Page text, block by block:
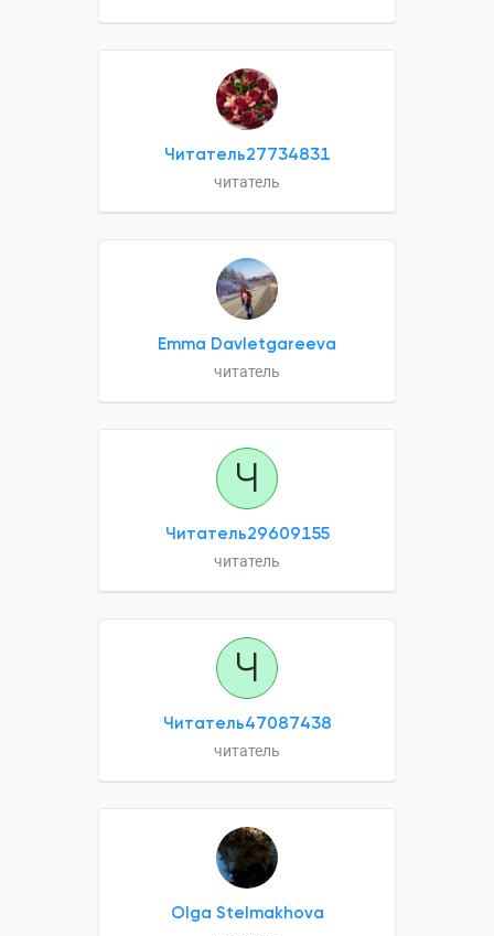
Читатель27734831
читатель
Emma Davletgareeva
читатель
Ч
Читатель29609155
читатель
Ч
Читатель47087438
читатель
Olga Stelmakhova